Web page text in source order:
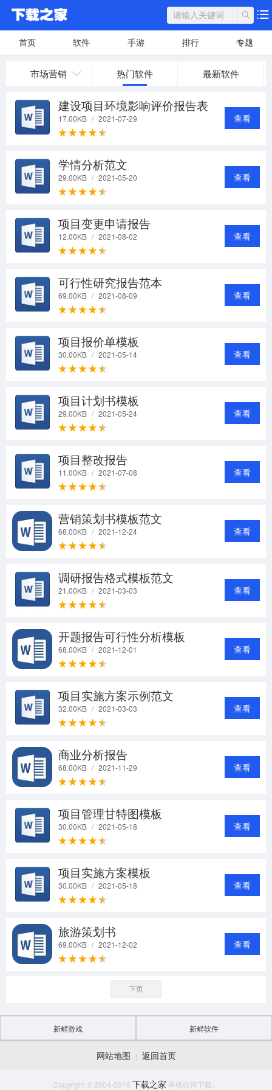
首页 软件 手游 排行 专题
市场营销 热门软件 最新软件
建设项目环境影响评价报告表
17.00KB / 2021-07-29 查看
学情分析范文
29.00KB / 2021-05-20 查看
项目变更申请报告
12.00KB / 2021-08-02 查看
可行性研究报告范本
69.00KB / 2021-08-09 查看
项目报价单模板
30.00KB / 2021-05-14 查看
项目计划书模板
29.00KB / 2021-05-24 查看
项目整改报告
11.00KB / 2021-07-08 查看
营销策划书模板范文
68.00KB / 2021-12-24 查看
调研报告格式模板范文
21.00KB / 2021-03-03 查看
开题报告可行性分析模板
68.00KB / 2021-12-01 查看
项目实施方案示例范文
32.00KB / 2021-03-03 查看
商业分析报告
68.00KB / 2021-11-29 查看
项目管理甘特图模板
30.00KB / 2021-05-18 查看
项目实施方案模板
30.00KB / 2021-05-18 查看
旅游策划书
69.00KB / 2021-12-02 查看
下页
新鲜游戏 新鲜软件
网站地图 | 返回首页
Copyright © 2004-2016 下载之家 手机软件下载。